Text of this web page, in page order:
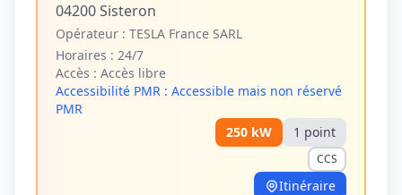
04200 Sisteron
Opérateur : TESLA France SARL
Horaires : 24/7
Accès : Accès libre
Accessibilité PMR : Accessible mais non réservé
PMR
250 kW 1 point
CCS
Itinéraire